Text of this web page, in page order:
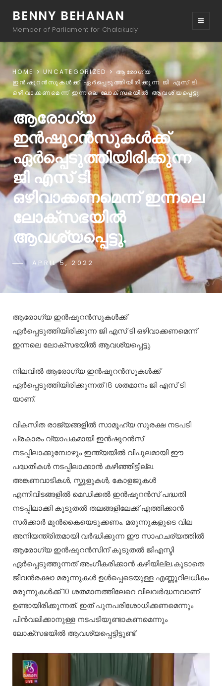
BENNY BEHANAN
Member of Parliament for Chalakudy
HOME UNCATEGORIZED
ആരോഗ്യ
ഇൻഷുറൻസുകൾക്ക് ഏർപ്പെടുത്തിയിരിക്കുന്ന ജി എസ് ടി
ഒഴിവാക്കണമെന്ന് ഇന്നലെ ലോക്സഭയിൽ ആവശ്യപ്പെട്ടു.
ആരോഗ്യ
ഇൻഷുറൻസുകൾക്ക്
ഏർപ്പെടുത്തിയിരിക്കുന്ന
ജി എസ് ടി
ഒഴിവാക്കണമെന്ന് ഇന്നലെ
ലോക്സഭയിൽ
ആവശ്യപ്പെട്ടു.
APRIL 5, 2022
ആരോഗ്യ ഇൻഷുറൻസുകൾക്ക്
ഏർപ്പെടുത്തിയിരിക്കുന്ന ജി എസ് ടി ഒഴിവാക്കണമെന്ന്
ഇന്നലെ ലോക്സഭയിൽ ആവശ്യപ്പെട്ടു.
നിലവിൽ ആരോഗ്യ ഇൻഷുറൻസുകൾക്ക്
ഏർപ്പെടുത്തിയിരിക്കുന്നത് 18 ശതമാനം ജി എസ് ടി
യാണ്.
വികസിത രാജ്യങ്ങളിൽ സാമൂഹ്യ സുരക്ഷ നടപടി
പ്രകാരം വ്യാപകമായി ഇൻഷുറൻസ്
നടപ്പിലാക്കുമ്പോഴും ഇന്ത്യയിൽ വിപുലമായി ഈ
പദ്ധതികൾ നടപ്പിലാക്കാൻ കഴിഞ്ഞിട്ടില്ല.
അങ്കണവാടികൾ, സ്കൂളുകൾ, കോളജുകൾ
എന്നിവിടങ്ങളിൽ മെഡിക്കൽ ഇൻഷുറൻസ് പദ്ധതി
നടപ്പിലാക്കി കൂടുതൽ തലങ്ങളിലേക്ക് എത്തിക്കാൻ
സർക്കാർ മുൻകൈയെടുക്കണം. മരുന്നുകളുടെ വില
അനിയന്ത്രിതമായി വർദ്ധിക്കുന്ന ഈ സാഹചര്യത്തിൽ
ആരോഗ്യ ഇൻഷുറൻസിന് കൂടുതൽ ജിഎസ്ടി
ഏർപ്പെടുത്തുന്നത് അംഗീകരിക്കാൻ കഴിയില്ല.കൂടാതെ
ജീവൻരക്ഷാ മരുന്നുകൾ ഉൾപ്പെടെയുള്ള എണ്ണൂറിലധികം
മരുന്നുകൾക്ക് 10 ശതമാനത്തിലേറെ വിലവർദ്ധനവാണ്
ഉണ്ടായിരിക്കുന്നത്. ഇത് പുനപരിശോധിക്കണമെന്നും
പിൻവലിക്കാനുള്ള നടപടിയുണ്ടാകണമെന്നും
ലോക്സഭയിൽ ആവശ്യപ്പെട്ടിട്ടുണ്ട്.